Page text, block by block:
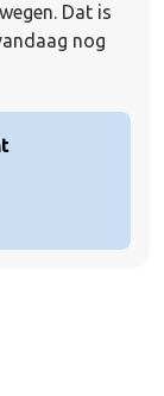
Dat is
nog